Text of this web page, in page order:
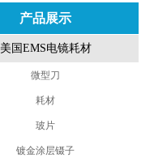
产品展示
美国EMS电镜耗材
微型刀
耗材
玻片
镀金涂层镊子